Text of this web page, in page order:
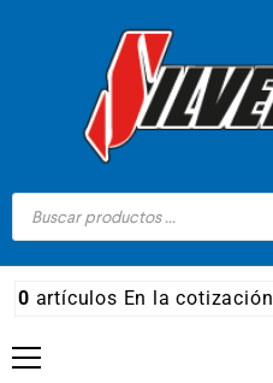
0 artículos En la cotización